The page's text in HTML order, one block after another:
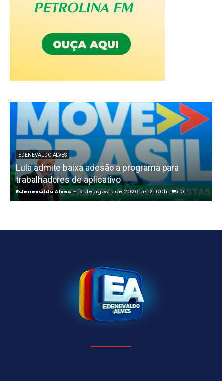
EDENEVALDO ALVES
Lula admite baixa adesão a programa para
trabalhadores de aplicativo
Edenevaldo Alves - 8 de agosto de 2026 às 21:00h 0